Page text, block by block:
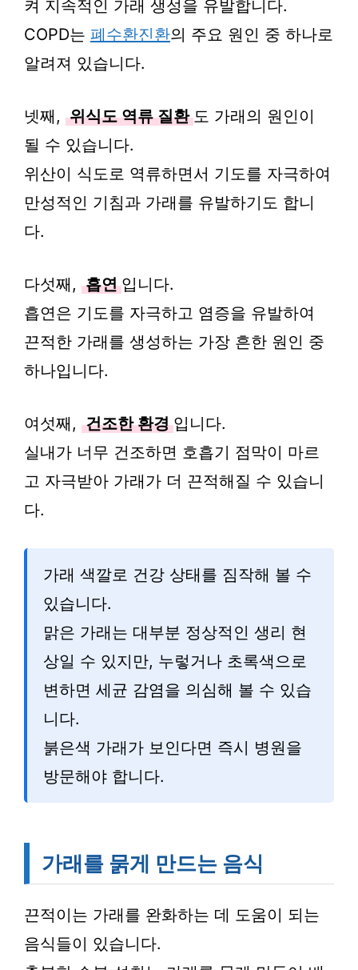
켜 지속적인 가래 생성을 유발합니다.
COPD는 폐수환진환의 주요 원인 중 하나로
알려져 있습니다.
넷째, 위식도 역류 질환 도 가래의 원인이
될 수 있습니다.
위산이 식도로 역류하면서 기도를 자극하여
만성적인 기침과 가래를 유발하기도 합니
다.
다섯째, 흡연 입니다.
흡연은 기도를 자극하고 염증을 유발하여
끈적한 가래를 생성하는 가장 흔한 원인 중
하나입니다.
여섯째, 건조한 환경 입니다.
실내가 너무 건조하면 호흡기 점막이 마르
고 자극받아 가래가 더 끈적해질 수 있습니
다.
가래 색깔로 건강 상태를 짐작해 볼 수
있습니다.
맑은 가래는 대부분 정상적인 생리 현
상일 수 있지만, 누렇거나 초록색으로
변하면 세균 감염을 의심해 볼 수 있습
니다.
붉은색 가래가 보인다면 즉시 병원을
방문해야 합니다.
가래를 묽게 만드는 음식
끈적이는 가래를 완화하는 데 도움이 되는
음식들이 있습니다.